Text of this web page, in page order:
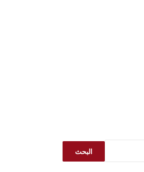
البحث